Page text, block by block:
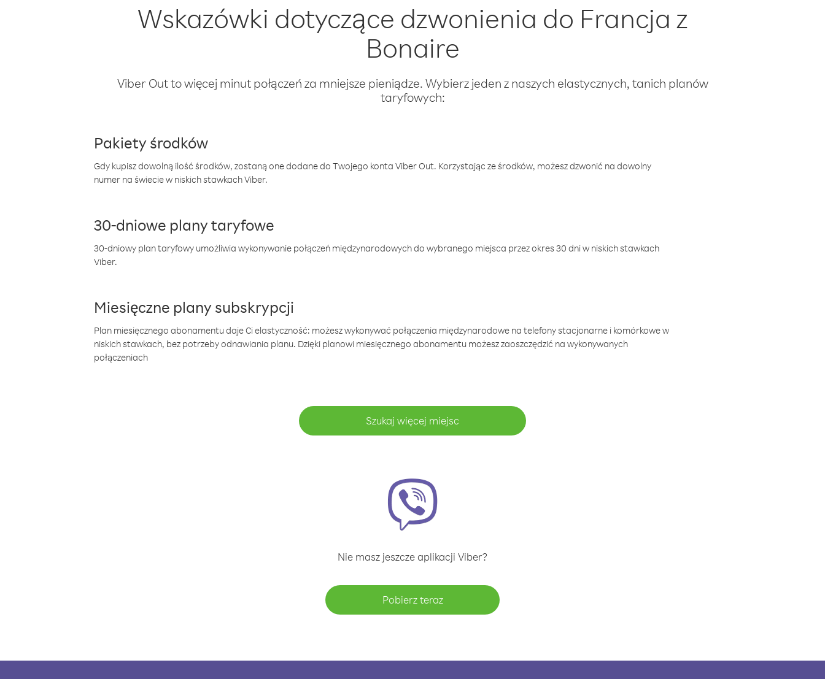
Wskazówki dotyczące dzwonienia do Francja z
Bonaire
Viber Out to więcej minut połączeń za mniejsze pieniądze. Wybierz jeden z naszych elastycznych, tanich planów
taryfowych:
Pakiety środków
Gdy kupisz dowolną ilość środków, zostaną one dodane do Twojego konta Viber Out. Korzystając ze środków, możesz dzwonić na dowolny
numer na świecie w niskich stawkach Viber.
30-dniowe plany taryfowe
30-dniowy plan taryfowy umożliwia wykonywanie połączeń międzynarodowych do wybranego miejsca przez okres 30 dni w niskich stawkach
Viber.
Miesięczne plany subskrypcji
Plan miesięcznego abonamentu daje Ci elastyczność: możesz wykonywać połączenia międzynarodowe na telefony stacjonarne i komórkowe w
niskich stawkach, bez potrzeby odnawiania planu. Dzięki planowi miesięcznego abonamentu możesz zaoszczędzić na wykonywanych
połączeniach
Szukaj więcej miejsc
Nie masz jeszcze aplikacji Viber?
Pobierz teraz